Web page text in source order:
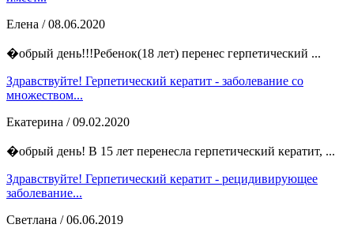
Елена / 08.06.2020
�обрый день!!!Ребенок(18 лет) перенес герпетический ...
Здравствуйте! Герпетический кератит - заболевание со
множеством...
Екатерина / 09.02.2020
�обрый день! В 15 лет перенесла герпетический кератит, ...
Здравствуйте! Герпетический кератит - рецидивирующее
заболевание...
Светлана / 06.06.2019